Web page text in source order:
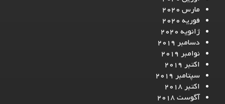
مارس 2020
فوریه 2020
ژانویه 2020
دسامبر 2019
نوامبر 2019
اکتبر 2019
سپتامبر 2019
اکتبر 2018
آگوست 2018